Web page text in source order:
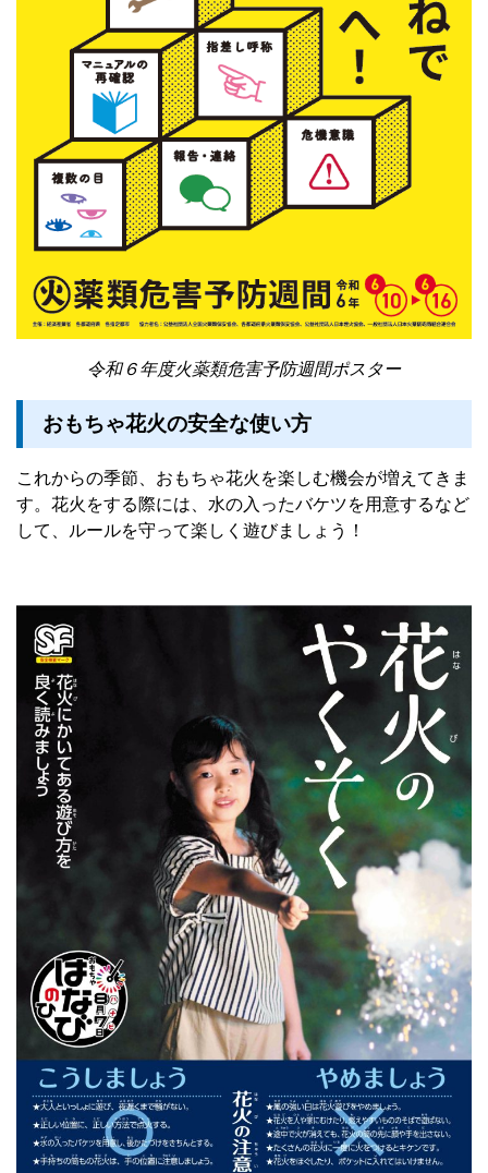
令和６年度火薬類危害予防週間ポスター
おもちゃ花火の安全な使い方
これからの季節、おもちゃ花火を楽しむ機会が増えてきま
す。花火をする際には、水の入ったバケツを用意するなど
して、ルールを守って楽しく遊びましょう！